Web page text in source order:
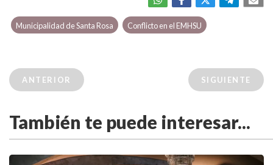
Municipalidad de Santa Rosa Conflicto en el EMHSU
ANTERIOR SIGUIENTE
También te puede interesar...